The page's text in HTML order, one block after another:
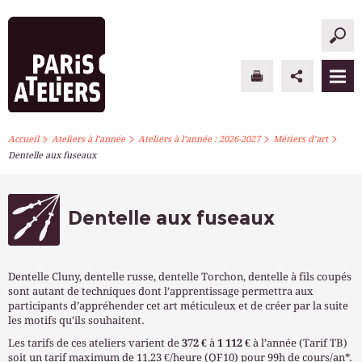
PARIS ATELIERS
ATELIERS À L’ANNÉE
INFOS PRATIQUES
Accueil> Ateliers à l’année> Ateliers à l’année : 2026-2027> Métiers d’art>
Dentelle aux fuseaux
Dentelle aux fuseaux
Dentelle Cluny, dentelle russe, dentelle Torchon, dentelle à fils coupés
sont autant de techniques dont l’apprentissage permettra aux
participants d’appréhender cet art méticuleux et de créer par la suite
les motifs qu’ils souhaitent.
Les tarifs de ces ateliers varient de 372 € à 1 112 € à l’année (Tarif TB)
soit un tarif maximum de 11,23 €/heure (QF10) pour 99h de cours/an*.